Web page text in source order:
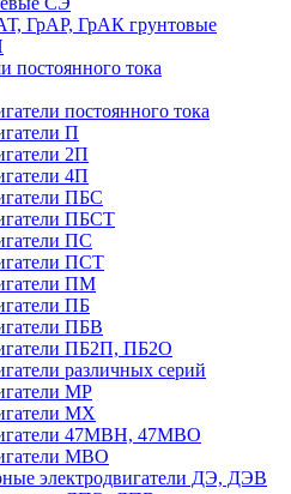
ГрАР, ГрАК грунтовые
постоянного тока
постоянного тока
П
2П
4П
ПБС
ПБСТ
ПС
ПСТ
ПМ
ПБ
ПБВ
ПБ2П, ПБ2О
различных серий
МР
MX
47MBH, 47МВО
MBO
электродвигатели ДЭ, ДЭВ